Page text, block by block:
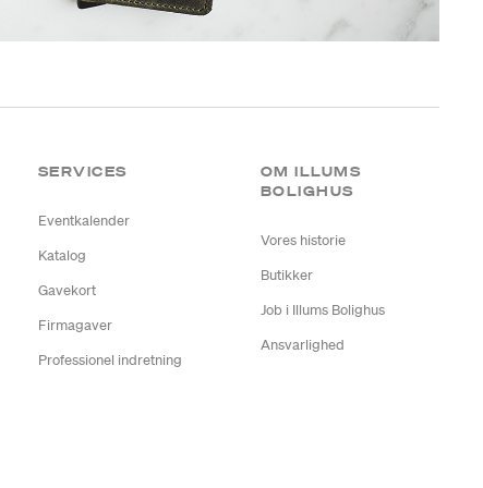
SERVICES
Eventkalender
Katalog
Gavekort
Firmagaver
Professionel indretning
OM ILLUMS
BOLIGHUS
Vores historie
Butikker
Job i Illums Bolighus
Ansvarlighed